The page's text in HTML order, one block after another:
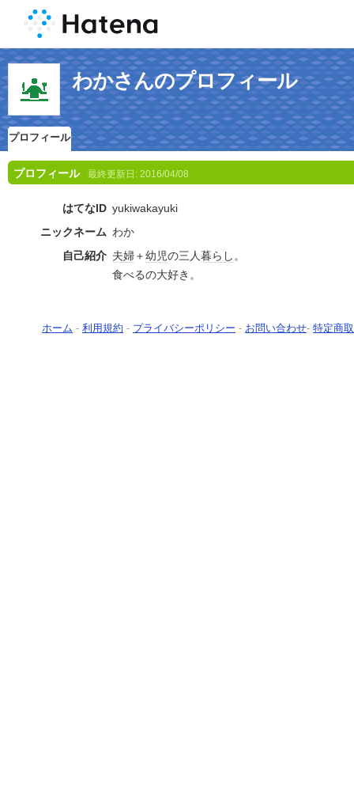
わかさんのプロフィール
プロフィール
プロフィール 最終更新日: 2016/04/08
はてなID yukiwakayuki
ニックネーム わか
自己紹介 夫婦＋幼児の三人暮らし。
食べるの大好き。
ホーム - 利用規約 - プライバシーポリシー - お問い合わせ- 特定商